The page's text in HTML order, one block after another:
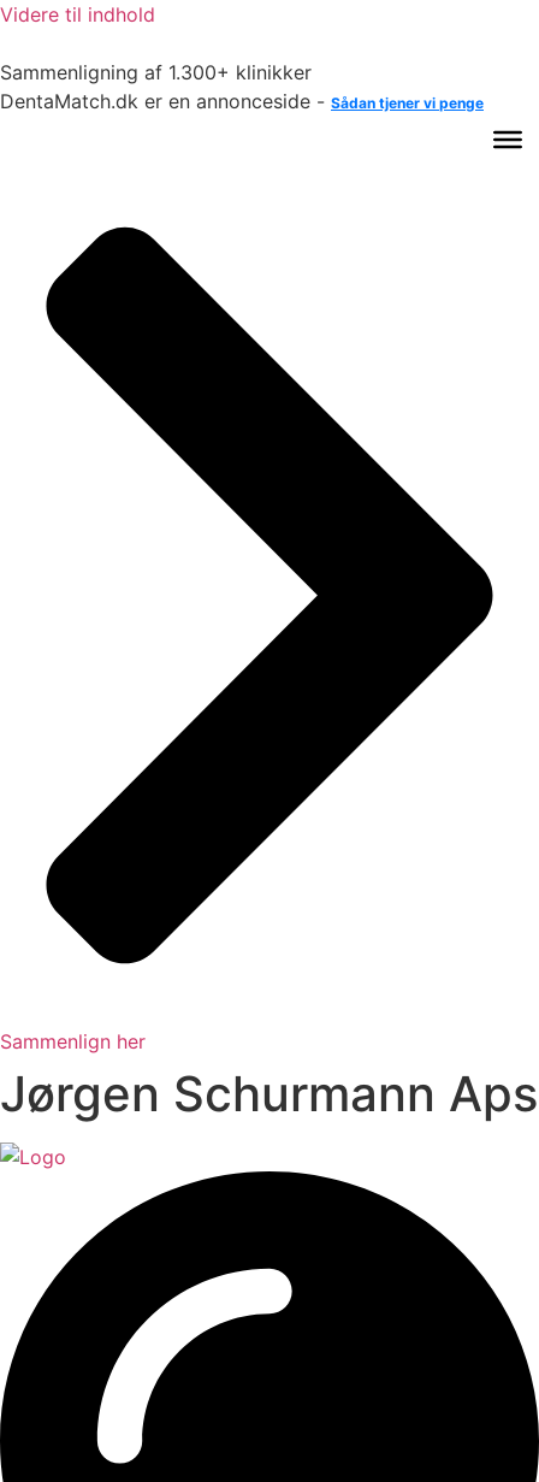
Videre til indhold
Sammenligning af 1.300+ klinikker
DentaMatch.dk er en annonceside - Sådan tjener vi penge
Sammenlign her
Jørgen Schurmann Aps